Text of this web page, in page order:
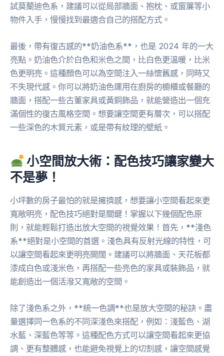
試莫蘭迪色系，建議可以從局部牆面、抱枕、或窗簾等小
物件入手，慢慢找到最適合自己的搭配方式。
最後，帶有復古感的**奶油色系**，也是 2024 年的一大
亮點。奶油色介於白色和米色之間，比白色更溫暖，比米
色更明亮。這種顏色可以為空間注入一絲懷舊感，同時又
不失現代感。你可以將奶油色運用在廚房的櫥櫃或餐廳的
牆面，搭配一些古董家具或黃銅飾品，就能營造出一個充
滿個性的復古風格空間。想要讓空間更有層次，可以搭配
一些深色的木質元素，或是帶有紋理的壁紙。
小空間放大術：配色技巧讓家變大
不是夢！
小坪數的房子最怕的就是擁擠感，想要讓小空間看起來更
寬敞明亮，配色技巧絕對是關鍵！掌握以下幾個配色原
則，就能輕鬆打造出放大空間的視覺效果！首先，**淺色
系**絕對是小空間的首選。淺色具有反射光線的特性，可
以讓空間看起來更明亮開闊。建議可以將牆面、天花板都
漆成白色或淺米色，再搭配一些亮色的家具或裝飾品，就
能創造出一個活潑又寬敞的空間。
除了淺色系之外，**統一色調**也是放大空間的秘訣。盡
量選擇同一色系的不同深淺色來搭配，例如：淺藍色、湖
水藍、深藍色等等。這種配色方式可以讓空間看起來更協
調、更有整體感，也能避免視覺上的切割感，讓空間感覺